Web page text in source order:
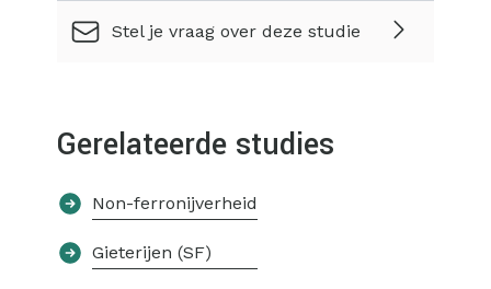
Stel je vraag over deze studie
Gerelateerde studies
Non-ferronijverheid
Gieterijen (SF)